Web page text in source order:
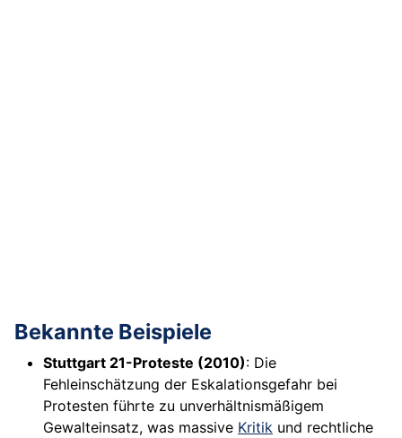
Bekannte Beispiele
Stuttgart 21-Proteste (2010): Die
Fehleinschätzung der Eskalationsgefahr bei
Protesten führte zu unverhältnismäßigem
Gewalteinsatz, was massive Kritik und rechtliche